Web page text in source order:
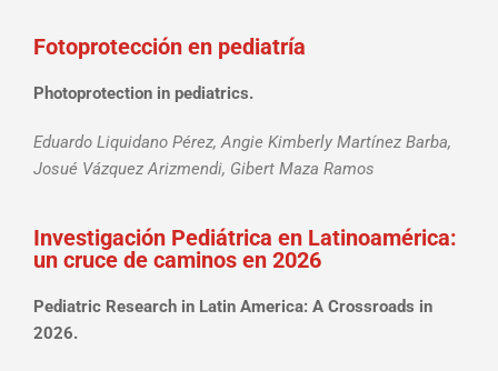
Fotoprotección en pediatría
Photoprotection in pediatrics.
Eduardo Liquidano Pérez, Angie Kimberly Martínez Barba,
Josué Vázquez Arizmendi, Gibert Maza Ramos
Investigación Pediátrica en Latinoamérica:
un cruce de caminos en 2026
Pediatric Research in Latin America: A Crossroads in
2026.